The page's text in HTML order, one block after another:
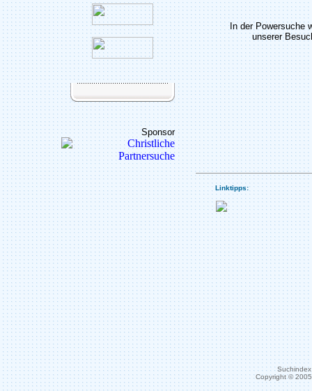
Sponsor
In der Powersuche
unserer
Linktipps:
Copyright ©